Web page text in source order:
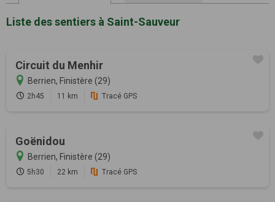
Liste des sentiers à Saint-Sauveur
Circuit du Menhir
Berrien, Finistère (29)
2h45 11 km Tracé GPS
Goënidou
Berrien, Finistère (29)
5h30 22 km Tracé GPS